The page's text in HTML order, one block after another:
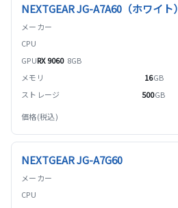
NEXTGEAR JG-A7A60（ホワイト）
RX 9060 8GB
16GB
500GB
NEXTGEAR JG-A7G60